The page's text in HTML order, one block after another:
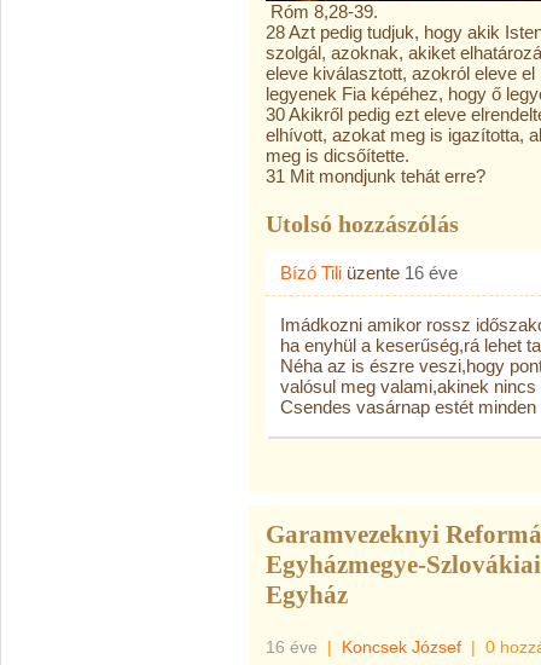
Róm 8,28-39.
28 Azt pedig tudjuk, hogy akik
szolgál, azoknak, akiket
eleve kiválasztott, azokról eleve
legyenek Fia képéhez, hogy ő
30 Akikről pedig ezt eleve
elhívott, azokat meg is igazította,
meg is dicsőítette.
31 Mit mondjunk tehát erre?
Utolsó hozzászólás
Bízó Tili üzente 16 éve
Imádkozni amikor rossz
ha enyhül a keserűség,rá lehet
Néha az is észre veszi,hogy
valósul meg valami,akinek nincs
Csendes vasárnap estét
Garamvezeknyi
Egyházmegye-
Egyház
16 éve | Koncsek József | 0